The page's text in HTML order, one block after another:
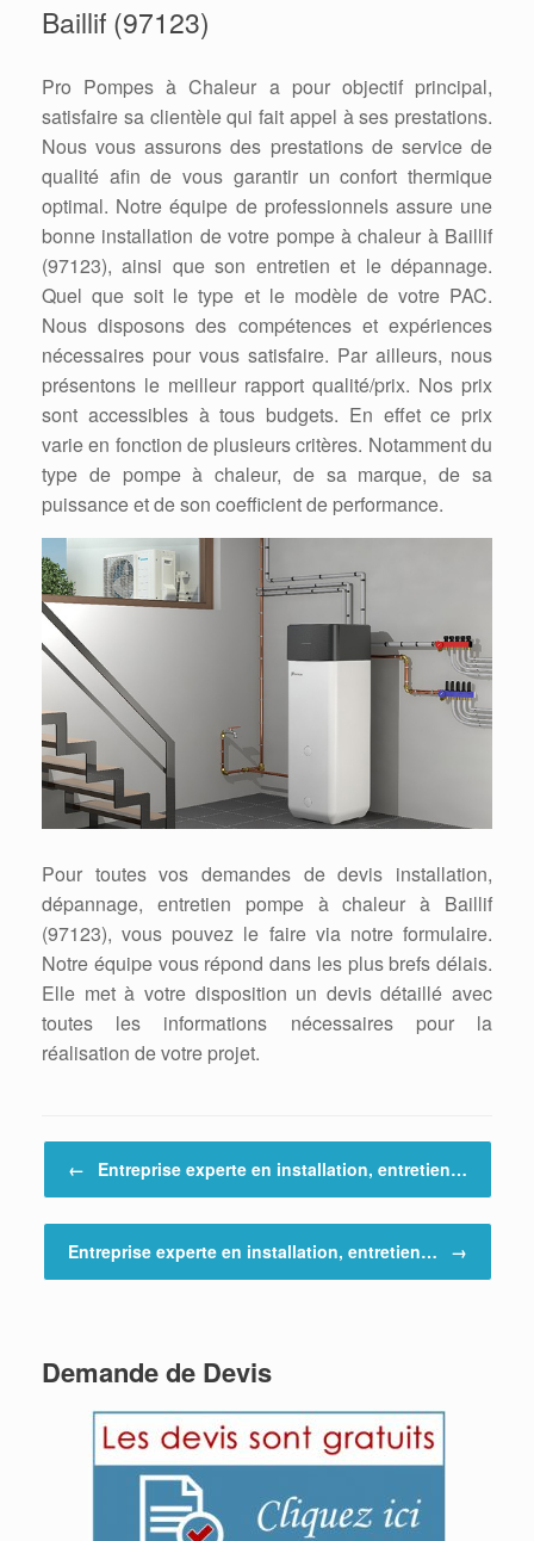
Baillif (97123)
Pro Pompes à Chaleur a pour objectif principal,
satisfaire sa clientèle qui fait appel à ses prestations.
Nous vous assurons des prestations de service de
qualité afin de vous garantir un confort thermique
optimal. Notre équipe de professionnels assure une
bonne installation de votre pompe à chaleur à Baillif
(97123), ainsi que son entretien et le dépannage.
Quel que soit le type et le modèle de votre PAC.
Nous disposons des compétences et expériences
nécessaires pour vous satisfaire. Par ailleurs, nous
présentons le meilleur rapport qualité/prix. Nos prix
sont accessibles à tous budgets. En effet ce prix
varie en fonction de plusieurs critères. Notamment du
type de pompe à chaleur, de sa marque, de sa
puissance et de son coefficient de performance.
Pour toutes vos demandes de devis installation,
dépannage, entretien pompe à chaleur à Baillif
(97123), vous pouvez le faire via notre formulaire.
Notre équipe vous répond dans les plus brefs délais.
Elle met à votre disposition un devis détaillé avec
toutes les informations nécessaires pour la
réalisation de votre projet.
← Entreprise experte en installation, entretien…
Entreprise experte en installation, entretien… →
Demande de Devis